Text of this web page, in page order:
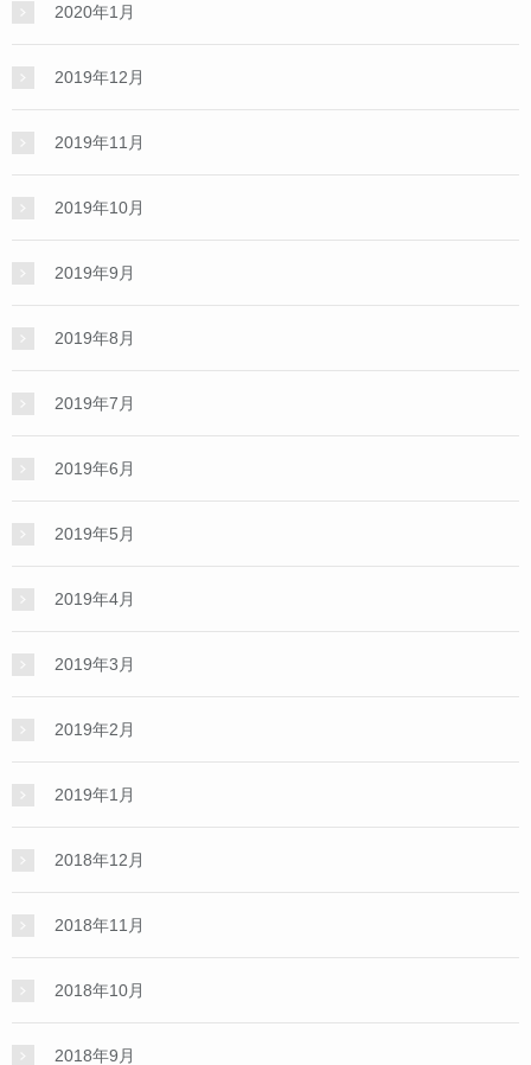
2020年1月
2019年12月
2019年11月
2019年10月
2019年9月
2019年8月
2019年7月
2019年6月
2019年5月
2019年4月
2019年3月
2019年2月
2019年1月
2018年12月
2018年11月
2018年10月
2018年9月